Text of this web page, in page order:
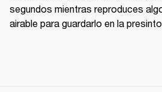
segundos mientras reproduces
airable para guardarlo en la